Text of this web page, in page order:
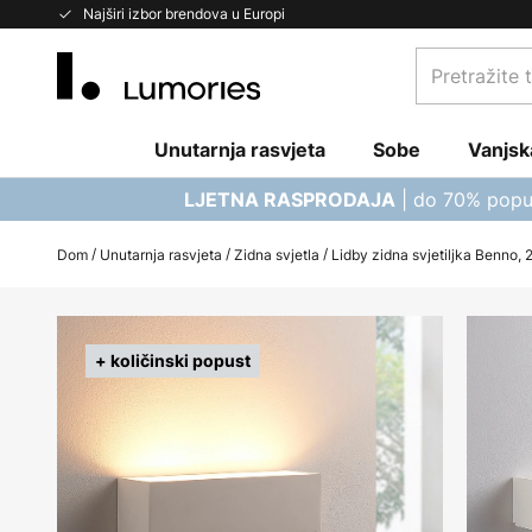
Najširi izbor brendova u Europi
Skip
Pretražite
trgovinu...
Unutarnja rasvjeta Sobe
LJETNA RASPRODAJA | do 70%
Dom Unutarnja rasvjeta Zidna svjetla Lidby zidna svjetiljka Benno,
+ količinski popust
Skip
the
end
of
the
images